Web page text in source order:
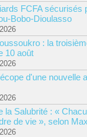
FCFA sécurisés
Bobo-Dioulasso
: la
10 août
d'une nouvelle
la Salubrité : «
de vie », selon